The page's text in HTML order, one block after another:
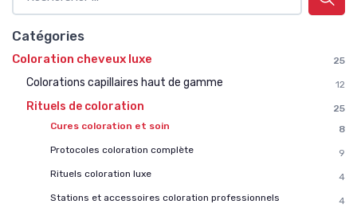
Catégories
Coloration cheveux luxe 25
Colorations capillaires haut de gamme 12
Rituels de coloration
25
Cures coloration et soin
8
Protocoles coloration complète
9
Rituels coloration luxe
4
Stations et accessoires coloration professionnels
4